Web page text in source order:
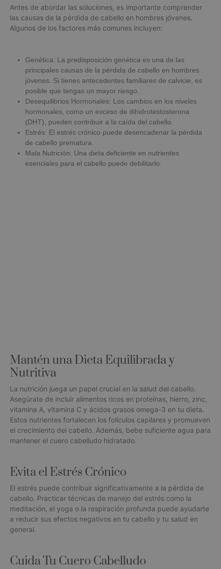
Antes de abordar las soluciones, es importante comprender
las causas de la pérdida de cabello en hombres jóvenes.
Algunos de los factores más comunes incluyen:
Genética: La predisposición genética es una de las
principales causas de la pérdida de cabello en hombres
jóvenes. Si tienes antecedentes familiares de calvicie, es
posible que tengas un mayor riesgo.
Desequilibrios Hormonales: Los cambios en los niveles
hormonales, como un exceso de dihidrotestosterona
(DHT), pueden contribuir a la caída del cabello.
Estrés: El estrés crónico puede desencadenar la pérdida
de cabello prematura.
Mala Nutrición: Una dieta deficiente en nutrientes
esenciales para el cabello puede debilitarlo.
Mantén una Dieta Equilibrada y
Nutritiva
La nutrición juega un papel crucial en la salud del cabello.
Asegúrate de incluir alimentos ricos en proteínas, hierro, zinc,
vitamina A, vitamina C y ácidos grasos omega-3 en tu dieta.
Estos nutrientes fortalecen los folículos capilares y promueven
el crecimiento del cabello. Además, bebe suficiente agua para
mantener el cuero cabelludo hidratado.
Evita el Estrés Crónico
El estrés puede contribuir significativamente a la pérdida de
cabello. Practicar técnicas de manejo del estrés como la
meditación, el yoga o la respiración profunda puede ayudarte
a reducir sus efectos negativos en tu cabello y tu salud en
general.
Cuida Tu Cuero Cabelludo